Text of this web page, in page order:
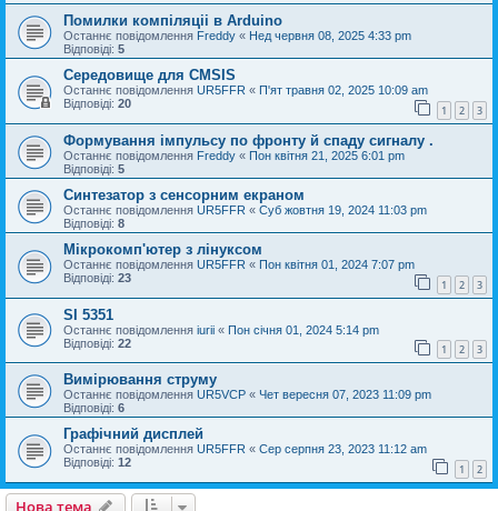
Помилки компіляціі в Arduino
Останнє повідомлення Freddy « Нед червня 08, 2025 4:33 pm
Відповіді: 5
Середовище для CMSIS
Останнє повідомлення UR5FFR « П'ят травня 02, 2025 10:09 am
Відповіді: 20 1 2 3
Формування імпульсу по фронту й спаду сигналу .
Останнє повідомлення Freddy « Пон квітня 21, 2025 6:01 pm
Відповіді: 5
Cинтезатор з сенсорним екраном
Останнє повідомлення UR5FFR « Суб жовтня 19, 2024 11:03 pm
Відповіді: 8
Мікрокомп'ютер з лінуксом
Останнє повідомлення UR5FFR « Пон квітня 01, 2024 7:07 pm
Відповіді: 23 1 2 3
SI 5351
Останнє повідомлення iurii « Пон січня 01, 2024 5:14 pm
Відповіді: 22 1 2 3
Вимірювання струму
Останнє повідомлення UR5VCP « Чет вересня 07, 2023 11:09 pm
Відповіді: 6
Графічний дисплей
Останнє повідомлення UR5FFR « Сер серпня 23, 2023 11:12 am
Відповіді: 12 1 2
Нова тема